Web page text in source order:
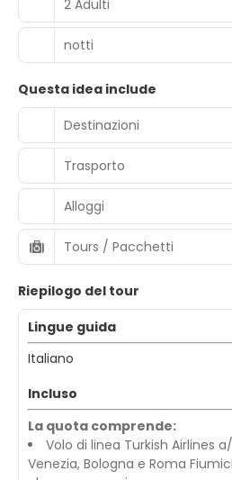
2 Adulti
notti
Questa idea include
Destinazioni
Trasporto
Alloggi
Tours / Pacchetti
Riepilogo del tour
Lingue guida
Italiano
Incluso
La quota
Volo di linea Turkish Airlines
Venezia, Bologna e Roma